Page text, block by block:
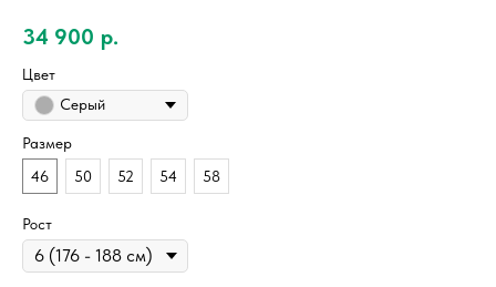
34 900 р.
Цвет
Серый
Размер
46
50 52 54 58
Рост